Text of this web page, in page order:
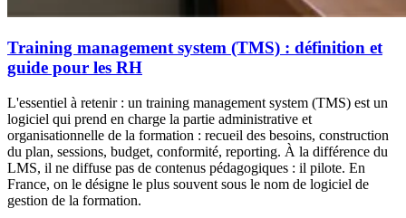
Training management system (TMS) : définition et
guide pour les RH
L'essentiel à retenir : un training management system (TMS) est un
logiciel qui prend en charge la partie administrative et
organisationnelle de la formation : recueil des besoins, construction
du plan, sessions, budget, conformité, reporting. À la différence du
LMS, il ne diffuse pas de contenus pédagogiques : il pilote. En
France, on le désigne le plus souvent sous le nom de logiciel de
gestion de la formation.